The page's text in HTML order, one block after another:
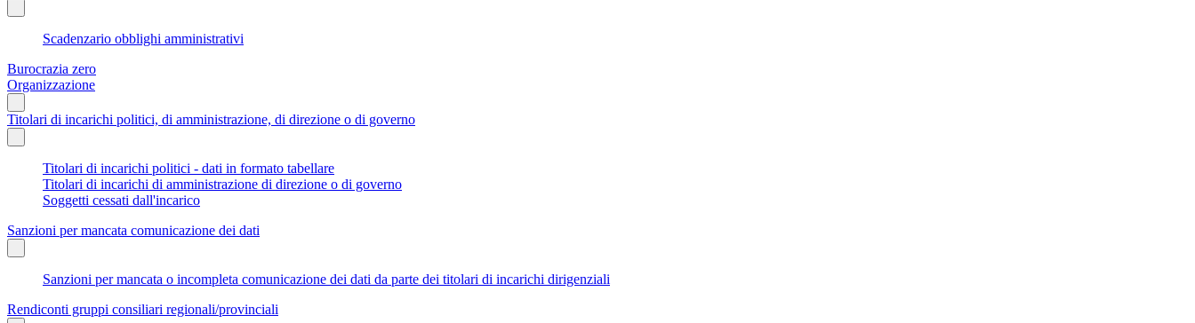
Scadenzario obblighi amministrativi
Burocrazia zero
Organizzazione
Titolari di incarichi politici, di amministrazione, di direzione o di governo
Titolari di incarichi politici - dati in formato tabellare
Titolari di incarichi di amministrazione di direzione o di governo
Soggetti cessati dall'incarico
Sanzioni per mancata comunicazione dei dati
Sanzioni per mancata o incompleta comunicazione dei dati da parte dei titolari di incarichi dirigenziali
Rendiconti gruppi consiliari regionali/provinciali